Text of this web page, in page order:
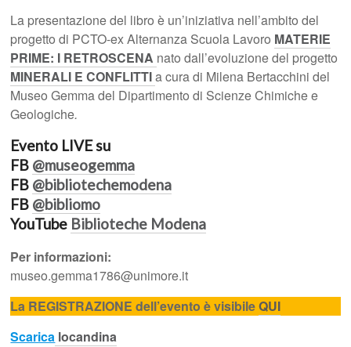
La presentazione del libro è un’iniziativa nell’ambito del
progetto di PCTO-ex Alternanza Scuola Lavoro MATERIE
PRIME: I RETROSCENA nato dall’evoluzione del progetto
MINERALI E CONFLITTIa cura di Milena Bertacchini del
Museo Gemma del Dipartimento di Scienze Chimiche e
Geologiche.
Evento LIVE su
FB @museogemma
FB @bibliotechemodena
FB @bibliomo
YouTube Biblioteche Modena
Per informazioni:
museo.gemma1786@unimore.it
La REGISTRAZIONE dell’evento è visibileQUI
Scarica locandina